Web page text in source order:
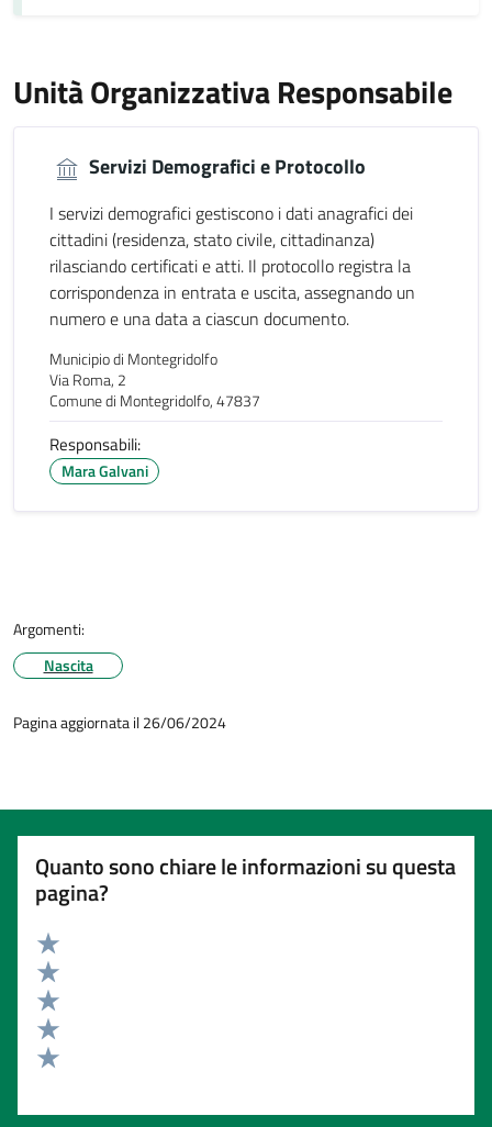
Unità Organizzativa Responsabile
Servizi Demografici e Protocollo
I servizi demografici gestiscono i dati anagrafici dei
cittadini (residenza, stato civile, cittadinanza)
rilasciando certificati e atti. Il protocollo registra la
corrispondenza in entrata e uscita, assegnando un
numero e una data a ciascun documento.
Municipio di Montegridolfo
Via Roma, 2
Comune di Montegridolfo, 47837
Responsabili:
Mara Galvani
Argomenti:
Nascita
Pagina aggiornata il 26/06/2024
Quanto sono chiare le informazioni su questa
pagina?
Valuta 5 stelle su 5
Valuta 4 stelle su 5
Valuta 3 stelle su 5
Valuta 2 stelle su 5